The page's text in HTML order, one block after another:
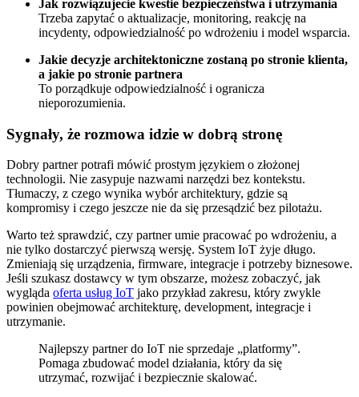
Jak rozwiązujecie kwestie bezpieczeństwa i utrzymania
Trzeba zapytać o aktualizacje, monitoring, reakcję na
incydenty, odpowiedzialność po wdrożeniu i model wsparcia.
Jakie decyzje architektoniczne zostaną po stronie klienta,
a jakie po stronie partnera
To porządkuje odpowiedzialność i ogranicza
nieporozumienia.
Sygnały, że rozmowa idzie w dobrą stronę
Dobry partner potrafi mówić prostym językiem o złożonej
technologii. Nie zasypuje nazwami narzędzi bez kontekstu.
Tłumaczy, z czego wynika wybór architektury, gdzie są
kompromisy i czego jeszcze nie da się przesądzić bez pilotażu.
Warto też sprawdzić, czy partner umie pracować po wdrożeniu, a
nie tylko dostarczyć pierwszą wersję. System IoT żyje długo.
Zmieniają się urządzenia, firmware, integracje i potrzeby biznesowe.
Jeśli szukasz dostawcy w tym obszarze, możesz zobaczyć, jak
wygląda oferta usług IoT jako przykład zakresu, który zwykle
powinien obejmować architekturę, development, integracje i
utrzymanie.
Najlepszy partner do IoT nie sprzedaje „platformy”.
Pomaga zbudować model działania, który da się
utrzymać, rozwijać i bezpiecznie skalować.